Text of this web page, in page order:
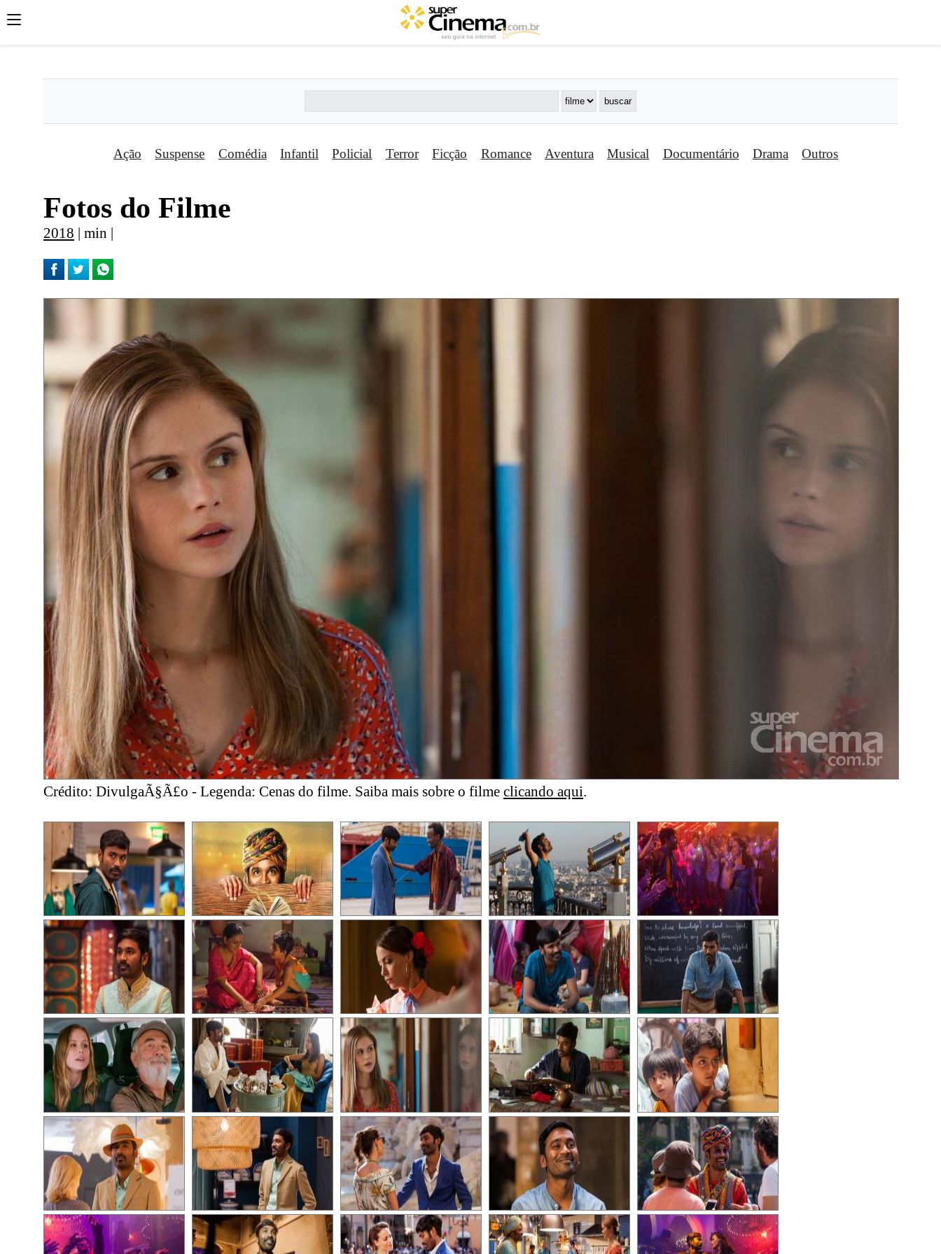
';';
Ação Suspense Comédia Infantil Policial Terror Ficção Romance Aventura Musical Documentário Drama Outros
Fotos do Filme
2018 | min |
Crédito: DivulgaÃ§Ã£o - Legenda: Cenas do filme. Saiba mais sobre o filme clicando aqui.